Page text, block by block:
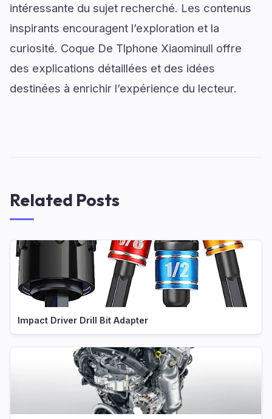
intéressante du sujet recherché. Les contenus
inspirants encouragent l’exploration et la
curiosité. Coque De Tlphone Xiaominull offre
des explications détaillées et des idées
destinées à enrichir l’expérience du lecteur.
Related Posts
Impact Driver Drill Bit Adapter